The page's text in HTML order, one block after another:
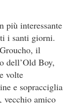
più interessante
i santi giorni.
il
dell’Old Boy,
volte
e sopracciglia
vecchio amico